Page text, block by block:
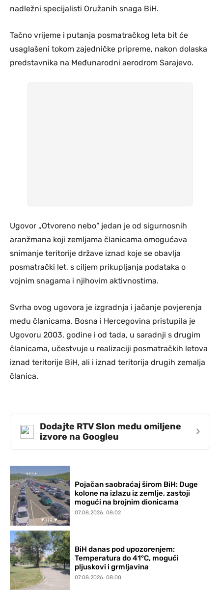
nadležni specijalisti Oružanih snaga BiH.
Tačno vrijeme i putanja posmatračkog leta bit će
usaglašeni tokom zajedničke pripreme, nakon dolaska
predstavnika na Međunarodni aerodrom Sarajevo.
Ugovor „Otvoreno nebo“ jedan je od sigurnosnih
aranžmana koji zemljama članicama omogućava
snimanje teritorije države iznad koje se obavlja
posmatrački let, s ciljem prikupljanja podataka o
vojnim snagama i njihovim aktivnostima.
Svrha ovog ugovora je izgradnja i jačanje povjerenja
među članicama. Bosna i Hercegovina pristupila je
Ugovoru 2003. godine i od tada, u saradnji s drugim
članicama, učestvuje u realizaciji posmatračkih letova
iznad teritorije BiH, ali i iznad teritorija drugih zemalja
članica.
Dodajte RTV Slon među omiljene
izvore na Googleu
›
Pojačan saobraćaj širom BiH: Duge
kolone na izlazu iz zemlje, zastoji
mogući na brojnim dionicama
07.08.2026. 08:02
BiH danas pod upozorenjem:
Temperatura do 41°C, mogući
pljuskovi i grmljavina
07.08.2026. 08:00